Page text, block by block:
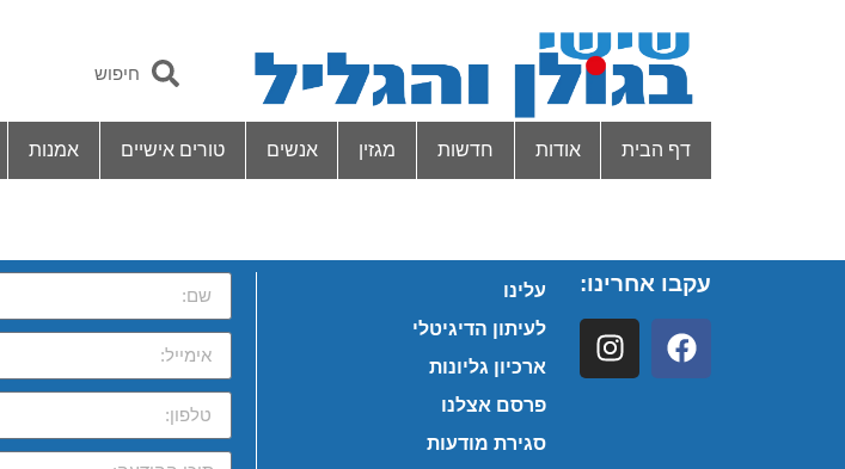
דף הבית אודות חדשות מגזין אנשים טורים אישיים אמנות
עקבו אחרינו:
עלינו
לעיתון הדיגיטלי
ארכיון גליונות
פרסם אצלנו
סגירת מודעות